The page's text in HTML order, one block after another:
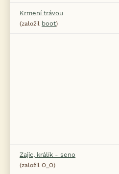
Krmení trávou
(založil boot)
Zajíc, králík - seno
(založil O_O)